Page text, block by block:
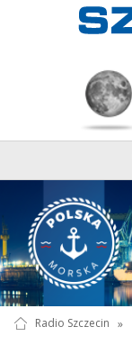
Radio Szczecin »